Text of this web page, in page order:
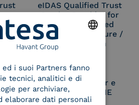
eIDAS Qualified Trust
Service Provider for
Remote Qualified
Electronic Signature /
Seal Creation
Service Provider e
Aggregatore CIE
ITALIAN
i suoi Partners fanno
tecnici, analitici e di
per archiviare,
elaborare dati personali